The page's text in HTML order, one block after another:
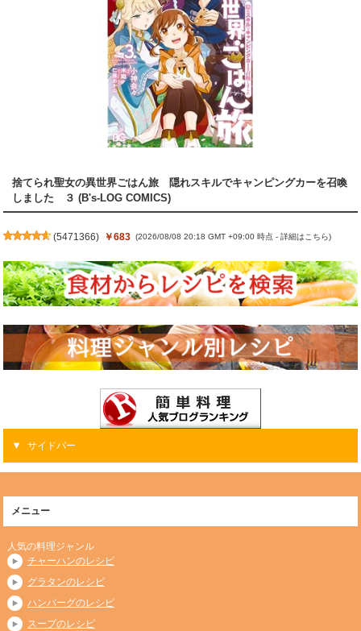
捨てられ聖女の異世界ごはん旅 隠れスキルでキャンピングカーを召喚
しました ３ (B's-LOG COMICS)
(5471366) ￥683 (2026/08/08 20:18 GMT +09:00 時点 -詳細はこちら)
サイドバー
メニュー
人気の料理ジャンル
チャーハンのレシピ
グラタンのレシピ
ハンバーグのレシピ
スープのレシピ